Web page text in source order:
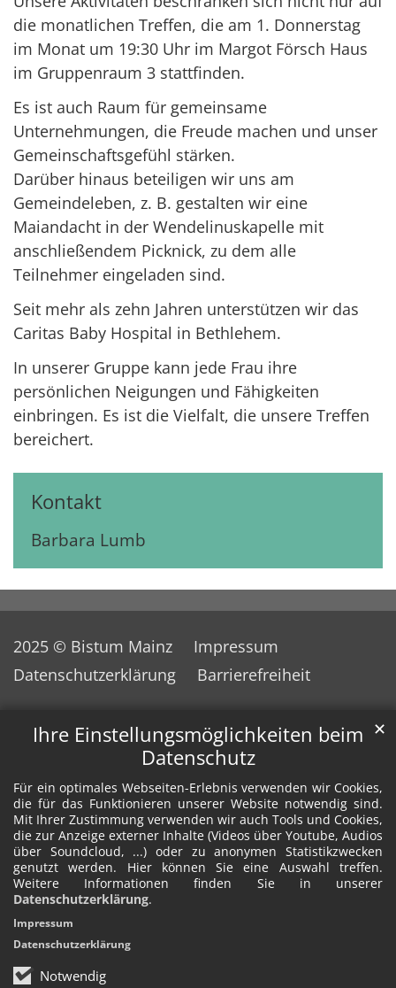
Ihre Einstellungsmöglichkeiten beim
Datenschutz
Für ein optimales Webseiten-Erlebnis verwenden wir Cookies,
die für das Funktionieren unserer Website notwendig sind.
Mit Ihrer Zustimmung verwenden wir auch Tools und Cookies,
die zur Anzeige externer Inhalte (Videos über Youtube, Audios
über Soundcloud, ...) oder zu anonymen Statistikzwecken
genutzt werden. Hier können Sie eine Auswahl treffen.
Weitere Informationen finden Sie in unserer
Datenschutzerklärung.
Notwendig
✕
Impressum
Datenschutzerklärung
die monatlichen Treffen, die am 1. Donnerstag
im Monat um 19:30 Uhr im Margot Försch Haus
im Gruppenraum 3 stattfinden.
Es ist auch Raum für gemeinsame
Unternehmungen, die Freude machen und unser
Gemeinschaftsgefühl stärken.
Darüber hinaus beteiligen wir uns am
Gemeindeleben, z. B. gestalten wir eine
Maiandacht in der Wendelinuskapelle mit
anschließendem Picknick, zu dem alle
Teilnehmer eingeladen sind.
Seit mehr als zehn Jahren unterstützen wir das
Caritas Baby Hospital in Bethlehem.
In unserer Gruppe kann jede Frau ihre
persönlichen Neigungen und Fähigkeiten
einbringen. Es ist die Vielfalt, die unsere Treffen
bereichert.
Kontakt
Barbara Lumb
2025 © Bistum Mainz
Impressum
Datenschutzerklärung
Barrierefreiheit